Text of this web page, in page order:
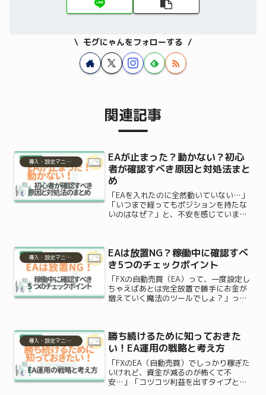
モグにゃんをフォローする
関連記事
導入・設定マニュアル
EAが止まった？動かない？初心
者が確認すべき原因と対処法まと
め
「EAを入れたのに全然動いていない…」
「いつまで経ってもポジションを持たな
いのはなぜ？」と、不安を感じていませ
も起きたのかな…」と焦...
導入・設定マニュアル
EAは放置NG？稼働中に確認すべ
き5つのチェックポイント
「FXの自動売買（EA）って、一度設定し
ちゃえばあとは完全放置で勝手にお金が
増えていく魔法のツールでしょ？」って
るのはめちゃくちゃ...
導入・設定マニュアル
勝ち続けるために知っておきた
い！EA運用の戦略と考え方
「FXのEA（自動売買）でしっかり稼ぎた
いけれど、資金が減るのが怖くて不
安…」「コツコツ利益を出すタイプと、